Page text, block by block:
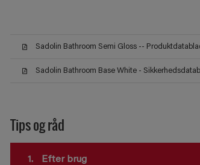
Sadolin Bathroom Semi Gloss --
Sadolin Bathroom Base White -
Tips og råd
1. Efter brug